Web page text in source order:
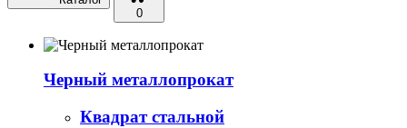
0
Черный металлопрокат
Квадрат стальной